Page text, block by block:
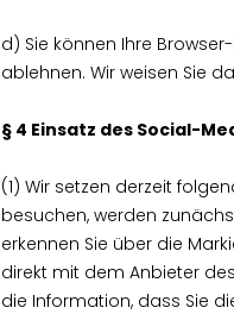
d) Sie können Ihre
ablehnen. Wir weisen Sie
§ 4 Einsatz des Social-
(1) Wir setzen derzeit
besuchen, werden
erkennen Sie über die
direkt mit dem Anbieter
die Information, dass Sie